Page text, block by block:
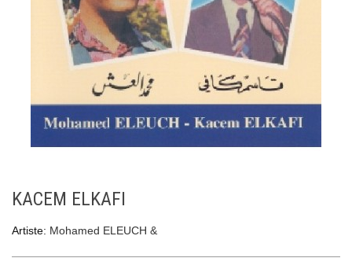
KACEM ELKAFI
Artiste: Mohamed ELEUCH &